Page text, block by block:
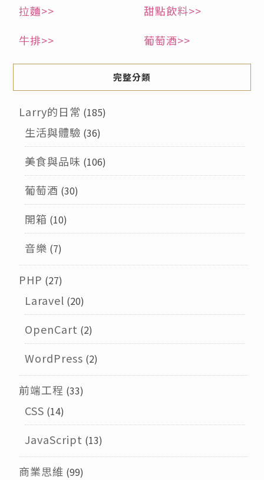
拉麵>>
甜點飲料>>
牛排>>
葡萄酒>>
完整分類
Larry的日常 (185)
生活與體驗 (36)
美食與品味 (106)
葡萄酒 (30)
開箱 (10)
音樂 (7)
PHP (27)
Laravel (20)
OpenCart (2)
WordPress (2)
前端工程 (33)
CSS (14)
JavaScript (13)
商業思維 (99)